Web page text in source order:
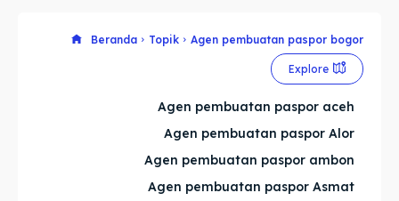
Cari
Cari
Explore our destinations
Explore our destinations
Beranda Topik Agen pembuatan paspor bogor
Explore
Agen pembuatan paspor aceh
Agen pembuatan paspor Alor
Agen pembuatan paspor ambon
Agen pembuatan paspor Asmat